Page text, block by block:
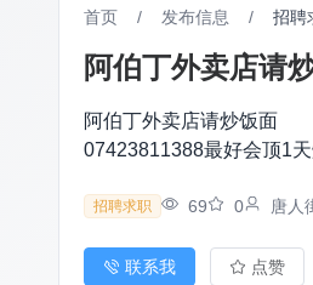
首页 / 发布信息 / 招聘
阿伯丁外卖店请
阿伯丁外卖店请炒饭面
07423811388最好会顶1
招聘求职 69 0 唐人
联系我 点赞